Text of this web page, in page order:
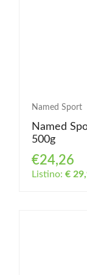
Named Sport
Named
500g
€24,26
Listino: €